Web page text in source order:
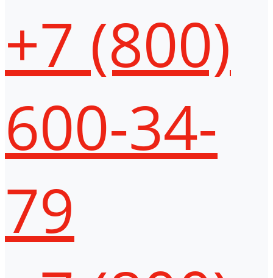
+7 (800)
600-34-
79